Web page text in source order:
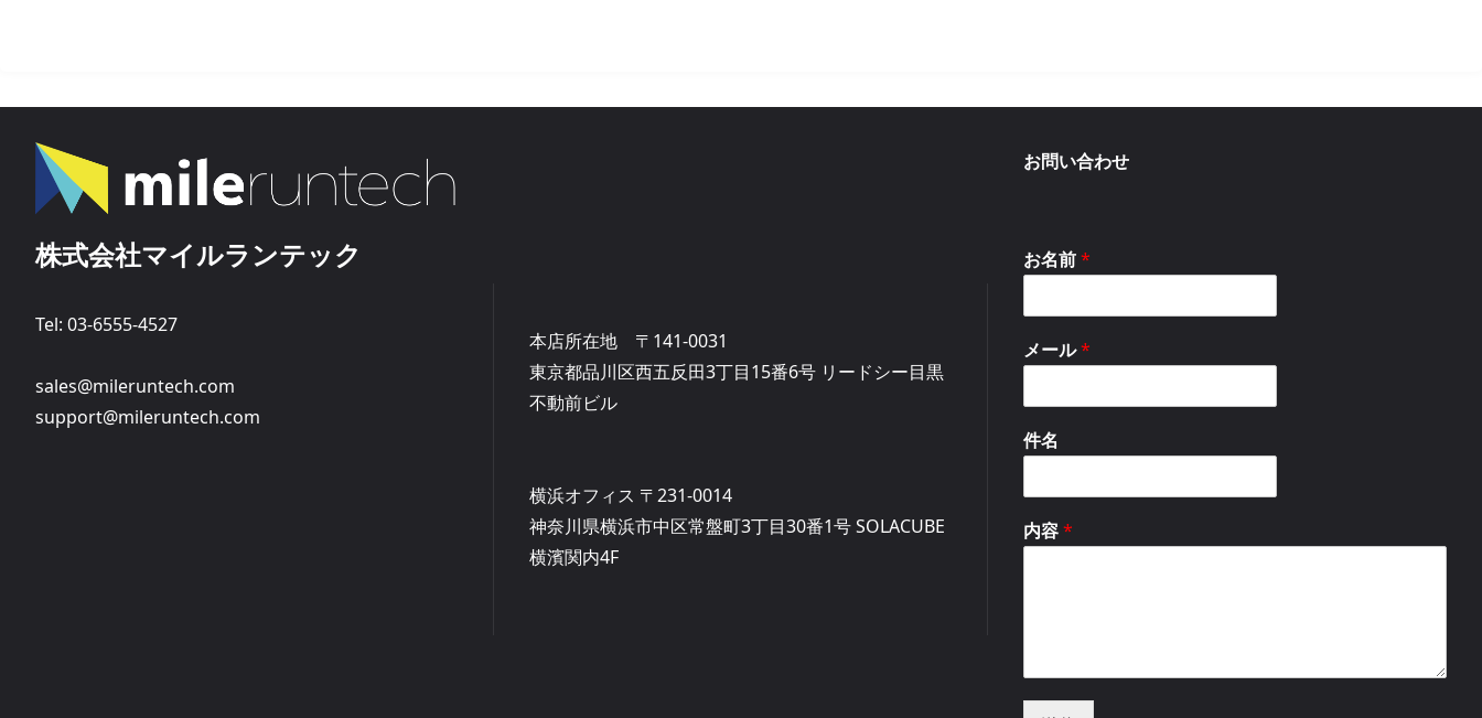
株式会社マイルランテック
Tel: 03-6555-4527
sales@mileruntech.com
support@mileruntech.com
本店所在地 〒141-0031
東京都品川区西五反田3丁目15番6号 リードシー目黒
不動前ビル
横浜オフィス 〒231-0014
神奈川県横浜市中区常盤町3丁目30番1号 SOLACUBE
横濱関内4F
お問い合わせ
お名前*
メール*
件名
内容*